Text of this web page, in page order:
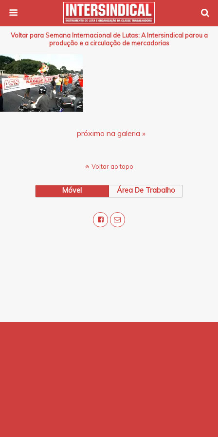
Voltar para Semana Internacional de Lutas: A Intersindical parou a
produção e a circulação de mercadorias
próximo na galeria »
Voltar ao topo
Móvel Área De Trabalho